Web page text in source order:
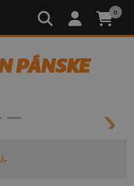
0
PÁNSKE
.